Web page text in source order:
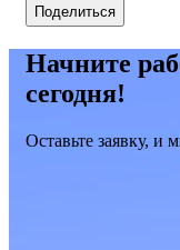
Поделиться
Начните
сегодня!
Оставьте заявку, и